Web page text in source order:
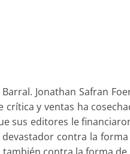
Jonathan Safran
y ventas ha
sus editores le
contra la
contra la forma